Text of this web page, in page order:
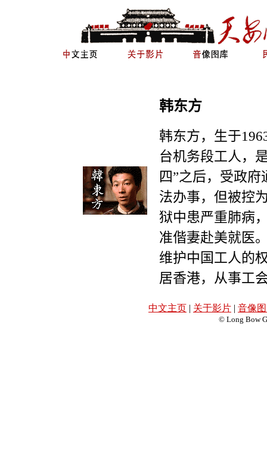
韩东方
韩东方，生于
台机务段工人，
四”之后，受政府
法办事， 但被控
狱中患严重肺病
准偕妻赴美就医
维护中国工人的
居香港，从事工
中文主页 | 关于影片 | 音像
© Long Bow